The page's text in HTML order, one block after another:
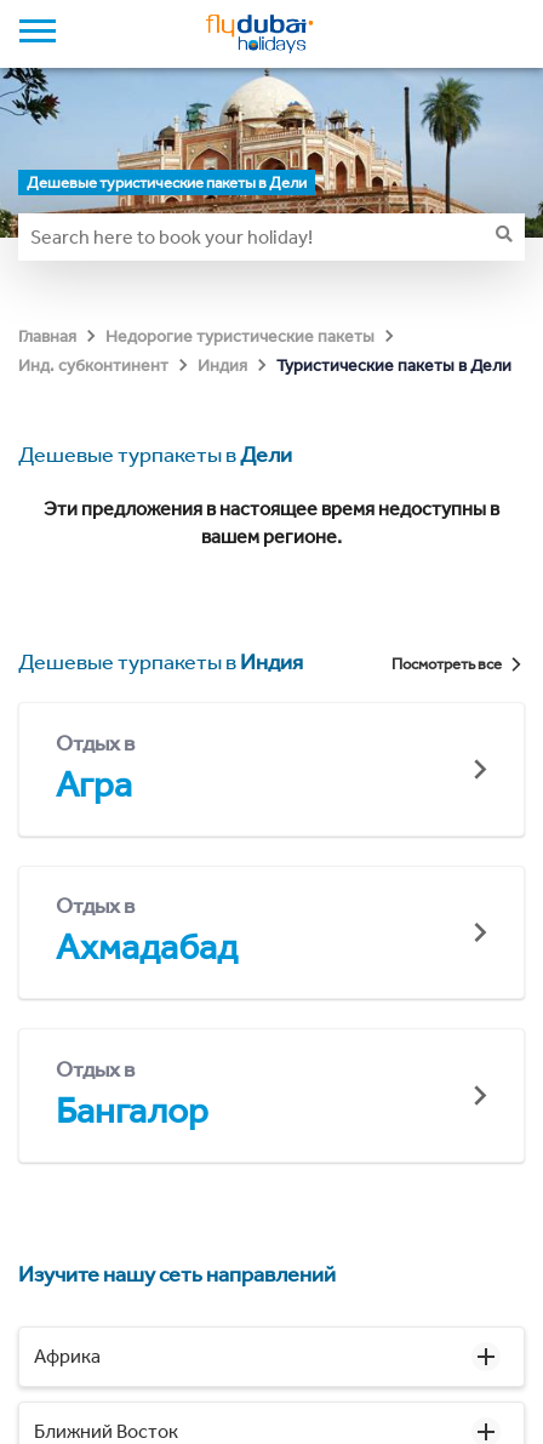
Дешевые туристические пакеты в Дели
Главная
Недорогие туристические пакеты
Инд. субконтинент
Индия Туристические пакеты в Дели
Дешевые турпакеты вДели
Эти предложения в настоящее время недоступны в
вашем регионе.
Дешевые турпакеты вИндия Посмотреть все
Отдых в
Агра
Отдых в
Ахмадабад
Отдых в
Бангалор
Изучите нашу сеть направлений
Африка
Ближний Восток